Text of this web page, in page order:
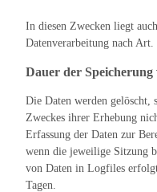
In diesen Zwecken liegt
Datenverarbeitung nach
Dauer der Speicherung
Die Daten werden gelöscht,
Zweckes ihrer Erhebung
Erfassung der Daten zur
wenn die jeweilige Sitzung
von Daten in Logfiles
Tagen.